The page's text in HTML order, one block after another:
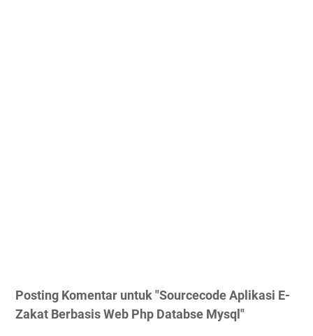
Posting Komentar untuk "Sourcecode Aplikasi E-
Zakat Berbasis Web Php Databse Mysql"